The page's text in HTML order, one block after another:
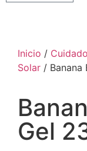
Inicio /
Solar / Banana
Gel